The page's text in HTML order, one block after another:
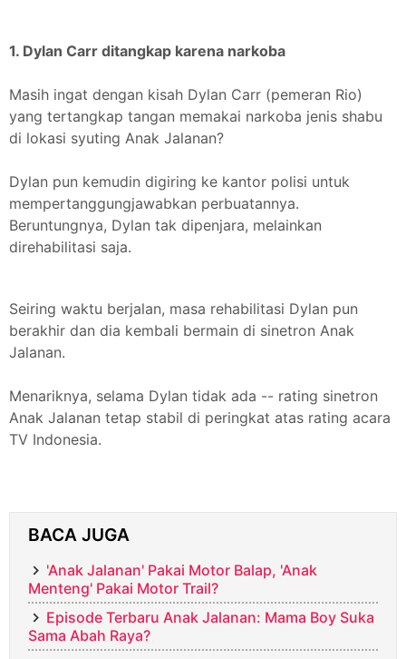
1. Dylan Carr ditangkap karena narkoba
Masih ingat dengan kisah Dylan Carr (pemeran Rio)
yang tertangkap tangan memakai narkoba jenis shabu
di lokasi syuting Anak Jalanan?
Dylan pun kemudin digiring ke kantor polisi untuk
mempertanggungjawabkan perbuatannya.
Beruntungnya, Dylan tak dipenjara, melainkan
direhabilitasi saja.
Seiring waktu berjalan, masa rehabilitasi Dylan pun
berakhir dan dia kembali bermain di sinetron Anak
Jalanan.
Menariknya, selama Dylan tidak ada -- rating sinetron
Anak Jalanan tetap stabil di peringkat atas rating acara
TV Indonesia.
BACA JUGA
'Anak Jalanan' Pakai Motor Balap, 'Anak
Menteng' Pakai Motor Trail?
Episode Terbaru Anak Jalanan: Mama Boy Suka
Sama Abah Raya?